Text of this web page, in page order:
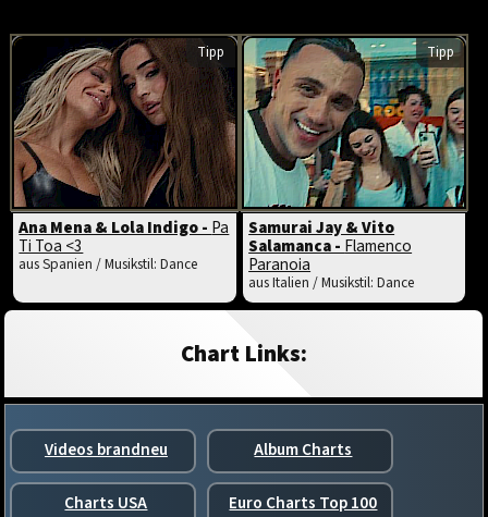
Tipp
Ana Mena & Lola Indigo -Pa
Ti Toa <3
aus Spanien / Musikstil: Dance
Tipp
Samurai Jay & Vito
Salamanca -Flamenco
Paranoia
aus Italien / Musikstil: Dance
Chart Links:
Videos brandneu Album Charts
Charts USA Euro Charts Top 100